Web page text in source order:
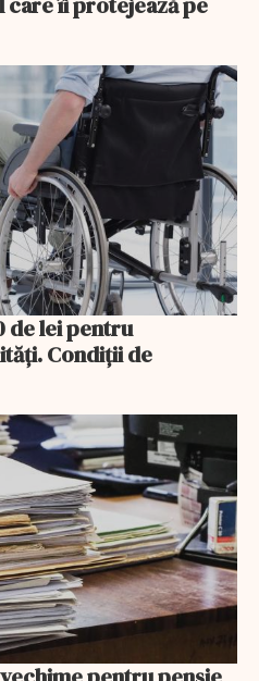
de lei pentru
Condiții de